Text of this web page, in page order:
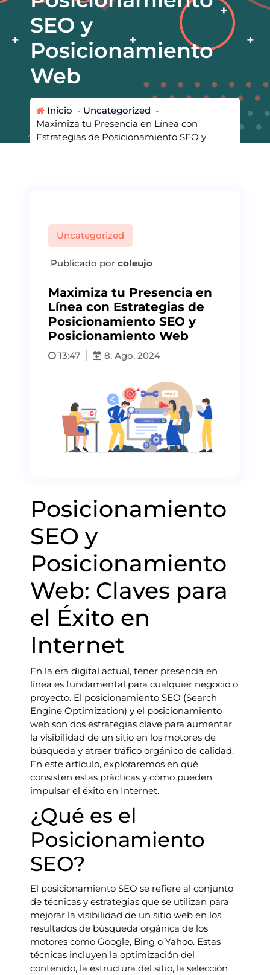
SEO y
Posicionamiento
Web
Inicio - Uncategorized -
Maximiza tu Presencia en Línea con
Estrategias de Posicionamiento SEO y
Uncategorized
Publicado por coleujo
Maximiza tu Presencia en
Línea con Estrategias de
Posicionamiento SEO y
Posicionamiento Web
13:47 8, Ago, 2024
Posicionamiento
SEO y
Posicionamiento
Web: Claves para
el Éxito en
Internet
En la era digital actual, tener presencia en
línea es fundamental para cualquier negocio o
proyecto. El posicionamiento SEO (Search
Engine Optimization) y el posicionamiento
web son dos estrategias clave para aumentar
la visibilidad de un sitio en los motores de
búsqueda y atraer tráfico orgánico de calidad.
En este artículo, exploraremos en qué
consisten estas prácticas y cómo pueden
impulsar el éxito en Internet.
¿Qué es el
Posicionamiento
SEO?
El posicionamiento SEO se refiere al conjunto
de técnicas y estrategias que se utilizan para
mejorar la visibilidad de un sitio web en los
resultados de búsqueda orgánica de los
motores como Google, Bing o Yahoo. Estas
técnicas incluyen la optimización del
contenido, la estructura del sitio, la selección